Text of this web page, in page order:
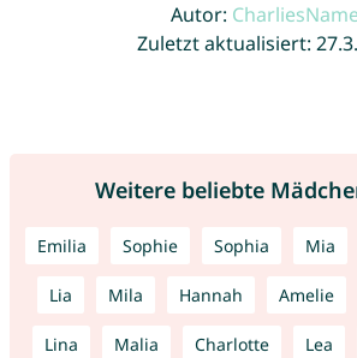
Autor:
Zuletzt aktualisiert:
Weitere beliebte
Emilia Sophie Sophia Mia
Lia Mila Hannah Amelie
Lina Malia Charlotte Lea